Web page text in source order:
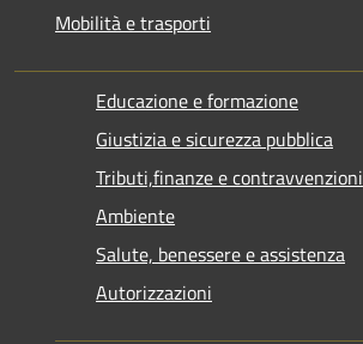
Mobilità e trasporti
Educazione e formazione
Giustizia e sicurezza pubblica
Tributi,finanze e contravvenzioni
Ambiente
Salute, benessere e assistenza
Autorizzazioni